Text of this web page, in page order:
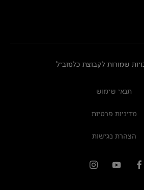
שמורות לקבוצת כלמוביל
תנאי שימוש
מדיניות פרטיות
הצהרת נגישות